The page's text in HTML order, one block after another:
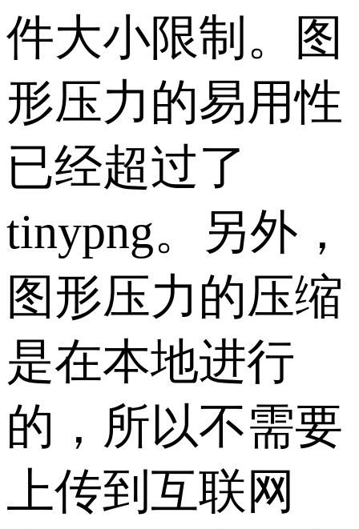
件大小限制。图
形压力的易用性
已经超过了
tinypng。另外，
图形压力的压缩
是在本地进行
的，所以不需要
上传到互联网